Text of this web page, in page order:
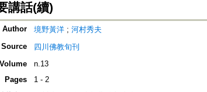
講話(續)
Author 境野黃洋; 河村秀夫
Source
四川佛教旬刊
Volume
n.13
Pages
1 - 2